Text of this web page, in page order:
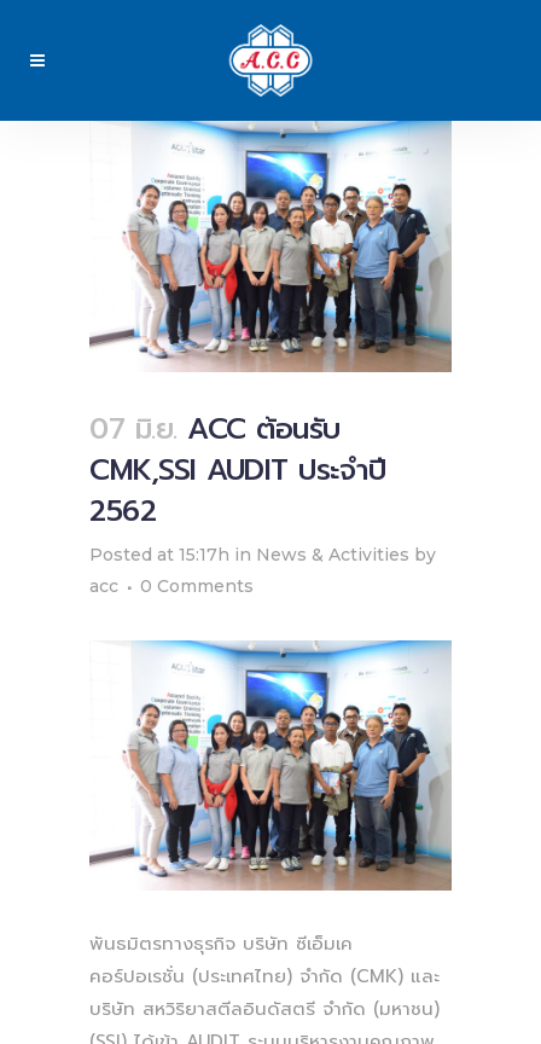
07 มิ.ย. ACC ต้อนรับ
CMK,SSI AUDIT ประจำปี
2562
Posted at 15:17h in News & Activities by
acc
0 Comments
พันธมิตรทางธุรกิจ บริษัท ซีเอ็มเค
คอร์ปอเรชั่น (ประเทศไทย) จำกัด (CMK) และ
บริษัท สหวิริยาสตีลอินดัสตรี จำกัด (มหาชน)